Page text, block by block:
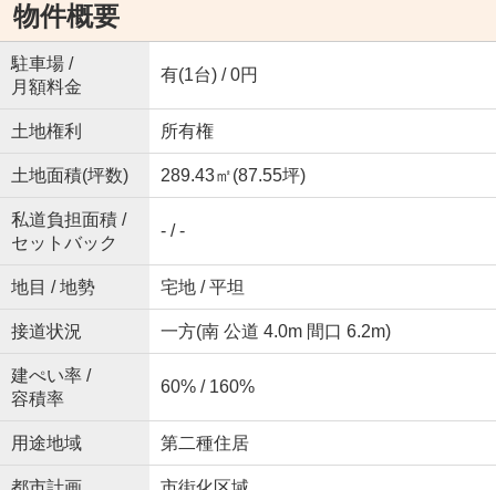
物件概要
駐車場 /
月額料金
有(1台) / 0円
土地権利 所有権
土地面積(坪数) 289.43㎡(87.55坪)
私道負担面積 /
セットバック
- / -
地目 / 地勢 宅地 / 平坦
接道状況 一方(南 公道 4.0m 間口 6.2m)
建ぺい率 /
容積率
60% / 160%
用途地域 第二種住居